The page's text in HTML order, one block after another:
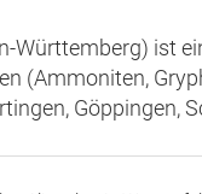
Württemberg) ist
(Ammoniten,
Göppingen,